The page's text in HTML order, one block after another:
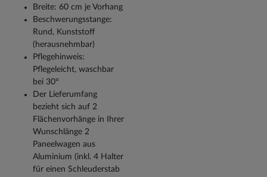
Breite: 60 cm je Vorhang
Beschwerungsstange:
Rund, Kunststoff
(herausnehmbar)
Pflegehinweis:
Pflegeleicht, waschbar
bei 30°
Der Lieferumfang
bezieht sich auf 2
Flächenvorhänge in Ihrer
Wunschlänge 2
Paneelwagen aus
Aluminium (inkl. 4 Halter
für einen Schleuderstab